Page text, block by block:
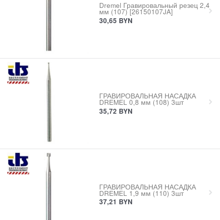
Dremel Гравировальный резец 2,4
мм (107) [26150107JA]
30,65 BYN
ГРАВИРОВАЛЬНАЯ НАСАДКА
DREMEL 0,8 мм (108) 3шт
35,72 BYN
ГРАВИРОВАЛЬНАЯ НАСАДКА
DREMEL 1,9 мм (110) 3шт
37,21 BYN